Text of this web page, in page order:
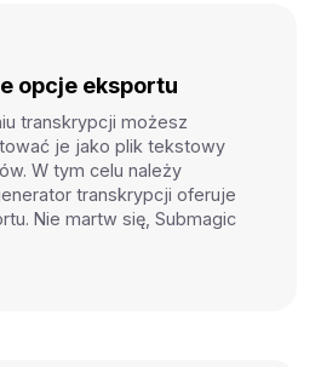
opcje eksportu
transkrypcji możesz
je jako plik tekstowy
W tym celu należy
transkrypcji oferuje
Nie martw się, Submagic